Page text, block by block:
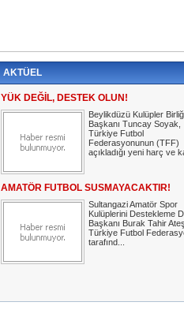
AKTÜEL
YÜK DEĞİL, DESTEK OLUN!
Beylikdüzü Kulüpler
Başkanı Tuncay Soyak,
Türkiye Futbol
Federasyonunun (TFF)
açıkladığı yeni harç ve
AMATÖR FUTBOL SUSMAYACAKTIR!
Sultangazi Amatör Spor
Kulüplerini Destekleme
Başkanı Burak Tahir
Türkiye Futbol
tarafınd...